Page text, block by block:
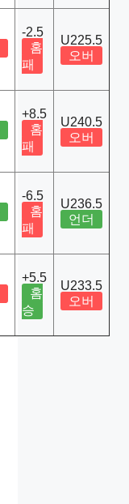
-2.5
홈
패
U225.5
오버
+8.5
홈
패
U240.5
오버
-6.5
홈
패
U236.5
언더
+5.5
홈
승
U233.5
오버